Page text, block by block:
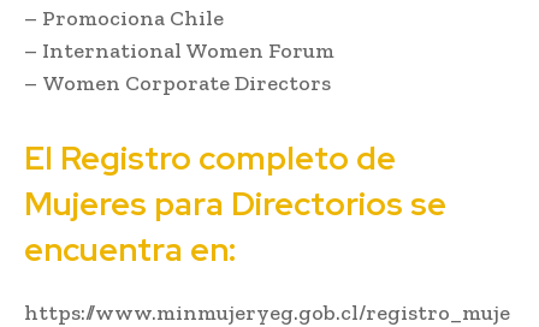
– Promociona Chile
– International Women Forum
– Women Corporate Directors
El Registro completo de
Mujeres para Directorios se
encuentra en:
https://www.minmujeryeg.gob.cl/registro_muje